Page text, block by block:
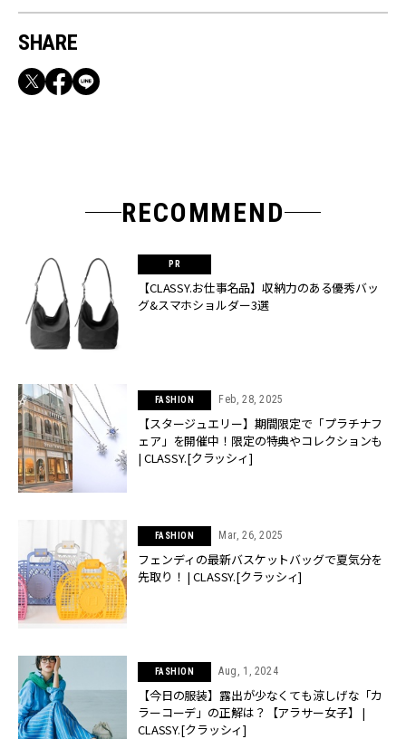
SHARE
RECOMMEND
【CLASSY.お仕事名品】収納力のある優秀バッ
グ&スマホショルダー3選
FASHION Feb, 28, 2025
【スタージュエリー】期間限定で「プラチナフ
ェア」を開催中！限定の特典やコレクションも
| CLASSY.[クラッシィ]
FASHION Mar, 26, 2025
フェンディの最新バスケットバッグで夏気分を
先取り！ | CLASSY.[クラッシィ]
FASHION Aug, 1, 2024
【今日の服装】露出が少なくても涼しげな「カ
ラーコーデ」の正解は？【アラサー女子】 |
CLASSY.[クラッシィ]